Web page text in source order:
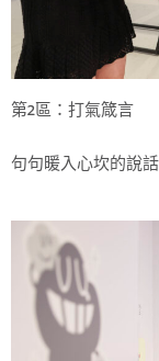
第2區：打氣箴言
句句暖入心坎的說